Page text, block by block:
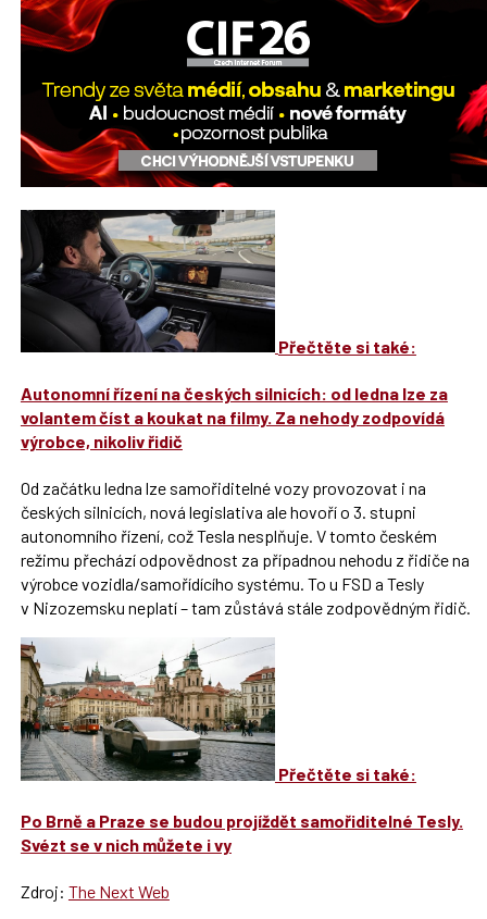
Přečtěte si také:
Autonomní řízení na českých silnicích: od ledna lze za
volantem číst a koukat na filmy. Za nehody zodpovídá
výrobce, nikoliv řidič
Od začátku ledna lze samořiditelné vozy provozovat i na
českých silnicích, nová legislativa ale hovoří o 3. stupni
autonomního řízení, což Tesla nesplňuje. V tomto českém
režimu přechází odpovědnost za případnou nehodu z řidiče na
výrobce vozidla/samořídícího systému. To u FSD a Tesly
v Nizozemsku neplatí – tam zůstává stále zodpovědným řidič.
Přečtěte si také:
Po Brně a Praze se budou projíždět samořiditelné Tesly.
Svézt se v nich můžete i vy
Zdroj: The Next Web